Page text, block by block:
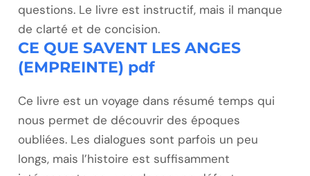
questions. Le livre est instructif, mais il manque
de clarté et de concision.
CE QUE SAVENT LES ANGES
(EMPREINTE) pdf
Ce livre est un voyage dans résumé temps qui
nous permet de découvrir des époques
oubliées. Les dialogues sont parfois un peu
longs, mais l’histoire est suffisamment